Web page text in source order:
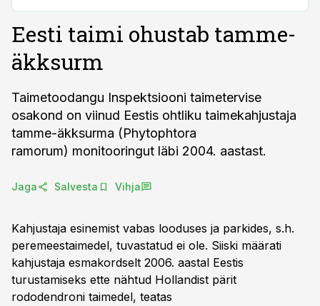
Eesti taimi ohustab tamme-
äkksurm
Taimetoodangu Inspektsiooni taimetervise
osakond on viinud Eestis ohtliku taimekahjustaja
tamme-äkksurma (Phytophtora
ramorum) monitooringut läbi 2004. aastast.
Jaga Salvesta Vihja
Kahjustaja esinemist vabas looduses ja parkides, s.h.
peremeestaimedel, tuvastatud ei ole. Siiski määrati
kahjustaja esmakordselt 2006. aastal Eestis
turustamiseks ette nähtud Hollandist pärit
rododendroni taimedel, teatas